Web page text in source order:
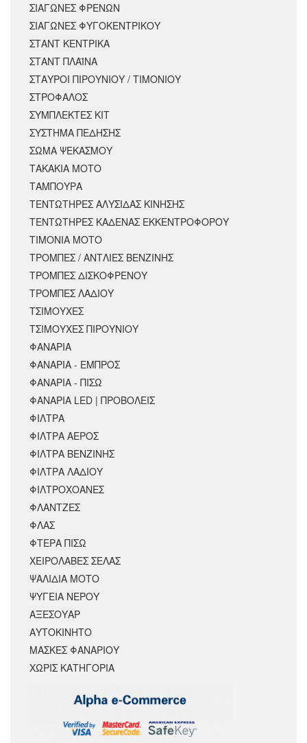
ΣΙΑΓΩΝΕΣ ΦΡΕΝΩΝ
ΣΙΑΓΩΝΕΣ ΦΥΓΟΚΕΝΤΡΙΚΟΥ
ΣΤΑΝΤ ΚΕΝΤΡΙΚΑ
ΣΤΑΝΤ ΠΛΑΪΝΑ
ΣΤΑΥΡΟΙ ΠΙΡΟΥΝΙΟΥ / ΤΙΜΟΝΙΟΥ
ΣΤΡΟΦΑΛΟΣ
ΣΥΜΠΛΕΚΤΕΣ ΚΙΤ
ΣΥΣΤΗΜΑ ΠΕΔΗΣΗΣ
ΣΩΜΑ ΨΕΚΑΣΜΟΥ
ΤΑΚΑΚΙΑ ΜΟΤΟ
ΤΑΜΠΟΥΡΑ
ΤΕΝΤΩΤΗΡΕΣ ΑΛΥΣΙΔΑΣ ΚΙΝΗΣΗΣ
ΤΕΝΤΩΤΗΡΕΣ ΚΑΔΕΝΑΣ ΕΚΚΕΝΤΡΟΦΟΡΟΥ
ΤΙΜΟΝΙΑ ΜΟΤΟ
ΤΡΟΜΠΕΣ / ΑΝΤΛΙΕΣ ΒΕΝΖΙΝΗΣ
ΤΡΟΜΠΕΣ ΔΙΣΚΟΦΡΕΝΟΥ
ΤΡΟΜΠΕΣ ΛΑΔΙΟΥ
ΤΣΙΜΟΥΧΕΣ
ΤΣΙΜΟΥΧΕΣ ΠΙΡΟΥΝΙΟΥ
ΦΑΝΑΡΙΑ
ΦΑΝΑΡΙΑ - ΕΜΠΡΟΣ
ΦΑΝΑΡΙΑ - ΠΙΣΩ
ΦΑΝΑΡΙΑ LED | ΠΡΟΒΟΛΕΙΣ
ΦΙΛΤΡΑ
ΦΙΛΤΡΑ ΑΕΡΟΣ
ΦΙΛΤΡΑ ΒΕΝΖΙΝΗΣ
ΦΙΛΤΡΑ ΛΑΔΙΟΥ
ΦΙΛΤΡΟΧΟΑΝΕΣ
ΦΛΑΝΤΖΕΣ
ΦΛΑΣ
ΦΤΕΡΑ ΠΙΣΩ
ΧΕΙΡΟΛΑΒΕΣ ΣΕΛΑΣ
ΨΑΛΙΔΙΑ ΜΟΤΟ
ΨΥΓΕΙΑ ΝΕΡΟΥ
ΑΞΕΣΟΥΆΡ
ΑΥΤΟΚΙΝΗΤΟ
ΜΑΣΚΕΣ ΦΑΝΑΡΙΟΥ
ΧΩΡΊΣ ΚΑΤΗΓΟΡΊΑ